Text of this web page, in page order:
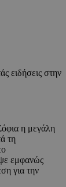
ειδήσεις στην
η μεγάλη
τη
εμφανώς
για την